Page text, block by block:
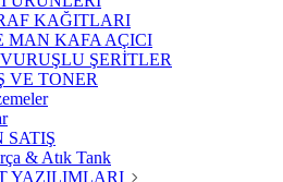
KAĞITLARI
MAN KAFA AÇICI
ŞERİTLER
VE TONER
SATIŞ
& Atık Tank
YAZILIMLARI